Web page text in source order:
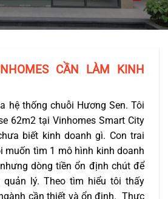
CẦN LÀM KINH
hệ thống chuỗi Hương Sen. Tôi
62m2 tại Vinhomes Smart City
biết kinh doanh gì. Con trai
muốn tìm 1 mô hình kinh doanh
dòng tiền ổn định chút để
lý. Theo tìm hiểu tôi thấy
cần thiết và ổn định. Thực